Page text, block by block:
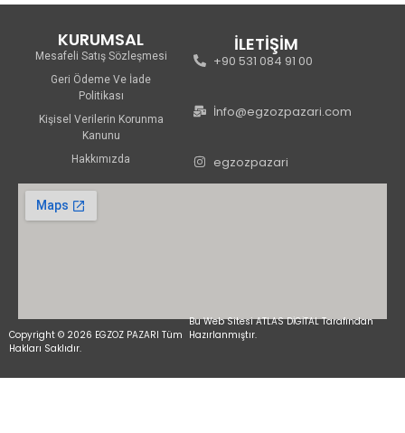
KURUMSAL
Mesafeli Satış Sözleşmesi
Geri Ödeme Ve İade
Politikası
Kişisel Verilerin Korunma
Kanunu
Hakkımızda
İLETİŞİM
+90 531 084 91 00
İnfo@egzozpazari.com
egzozpazari
Copyright © 2026 EGZOZ PAZARI Tüm
Hakları Saklıdır.
Bu Web Sitesi ATLAS DİGİTAL Tarafından
Hazırlanmıştır.